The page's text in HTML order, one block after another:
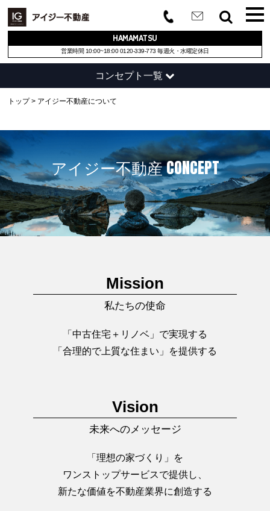
HAMAMATSU
営業時間 10:00~18:00 0120-339-773 毎週火・水曜定休日
コンセプト一覧
コンセプト
企業情報
スタジオ
スタッフ紹介
トップ アイジー不動産について
アイジー不動産 CONCEPT
Mission
私たちの使命
「中古住宅＋リノベ」で実現する
「合理的で上質な住まい」を提供する
Vision
未来へのメッセージ
「理想の家づくり」を
ワンストップサービスで提供し、
新たな価値を不動産業界に創造する